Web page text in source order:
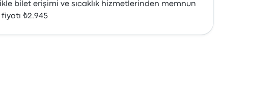
bilet erişimi ve sıcaklık hizmetlerinden memnun
₺2.945